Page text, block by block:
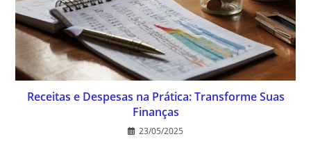
Receitas e Despesas na Prática: Transforme Suas
Finanças
23/05/2025